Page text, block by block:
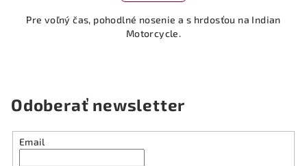
z
5
Pre voľný čas, pohodlné nosenie a s hrdosťou na Indian
Motorcycle.
Odoberať newsletter
Email